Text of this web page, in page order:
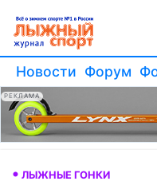
Новости Форум
РЕКЛАМА
ЛЫЖНЫЕ ГОНКИ